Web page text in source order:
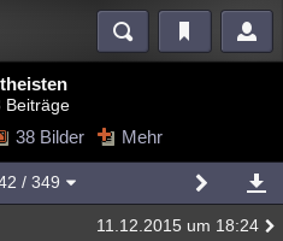
Videos
Mystery Kriminalfälle
Beiträge
38 Bilder Mehr
/ 349
11.12.2015 um 18:24